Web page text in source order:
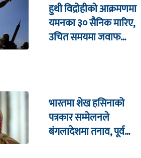
हुथी विद्रोहीको आक्रमणमा
यमनका ३० सैनिक मारिए,
उचित समयमा जवाफ
भारतमा शेख हसिनाको
पत्रकार सम्मेलनले
बंगलादेशमा तनाव, पूर्व